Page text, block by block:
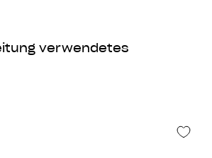
verwendetes